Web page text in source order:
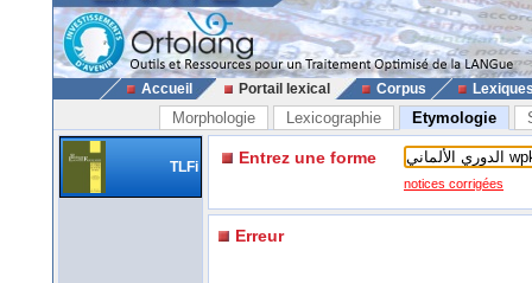
Accueil Portail lexical Corpus
Morphologie Lexicographie Etymologie
TLFi Entrez une forme
notices corrigées
Erreur